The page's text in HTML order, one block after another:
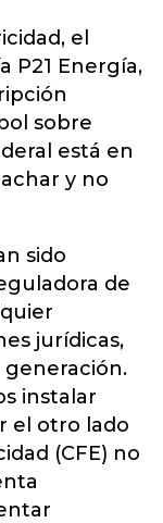
el
P21 Energía,
sobre
está en
y no
sido
de
jurídicas,
generación.
instalar
el otro lado
(CFE) no